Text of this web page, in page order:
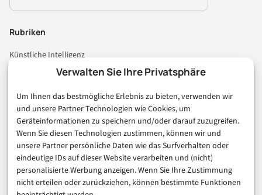
Verwalten Sie Ihre Privatsphäre
Um Ihnen das bestmögliche Erlebnis zu bieten, verwenden wir
und unsere Partner Technologien wie Cookies, um
Geräteinformationen zu speichern und/oder darauf zuzugreifen.
Wenn Sie diesen Technologien zustimmen, können wir und
unsere Partner persönliche Daten wie das Surfverhalten oder
eindeutige IDs auf dieser Website verarbeiten und (nicht)
personalisierte Werbung anzeigen. Wenn Sie Ihre Zustimmung
nicht erteilen oder zurückziehen, können bestimmte Funktionen
Rubriken
Künstliche Intelligenz
Technologie & IT
Consumer & Digital Life
Marketing
Finanzen & FinTech
Business & Karriere
Sicherheit & Recht
Digitalisierung
Marketing